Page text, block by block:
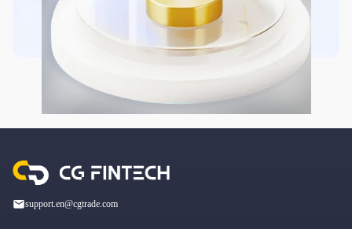
support.en@cgtrade.com